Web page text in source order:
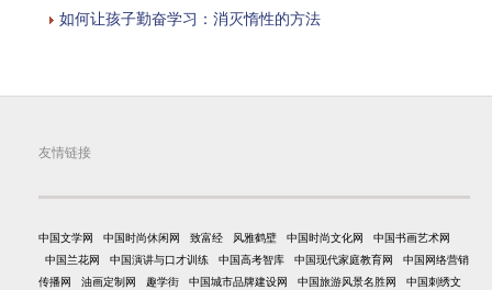
如何让孩子勤奋学习：消灭惰性的方法
友情链接
中国文学网 中国时尚休闲网 致富经 风雅鹤壁 中国时尚文化网
中国书画艺术网
中国兰花网
中国演讲与口才训练 中国高考智库 中国现代家庭教育网
中国网络营销
传播网
油画定制网 趣学街 中国城市品牌建设网 中国旅游风景名胜网
中国刺绣文